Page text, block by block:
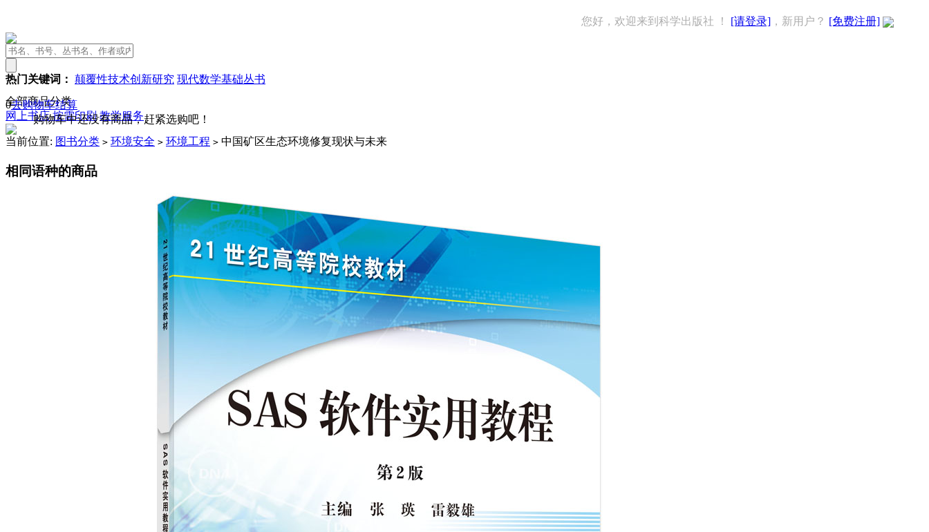
您好，欢迎来到科学出版社 ！ [请登录] ，新用户？ [免费注册]
热门关键词： 颠覆性技术创新研究 现代数学基础丛书
0去购物车结算
购物车中还没有商品，赶紧选购吧！
全部商品分类
网上书店按需印刷 教学服务
当前位置: 图书分类 > 环境安全 > 环境工程 > 中国矿区生态环境修复现状与未来
相同语种的商品